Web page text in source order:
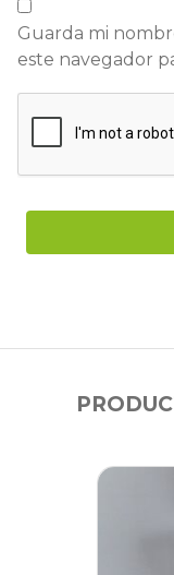
Guarda mi
este navegador